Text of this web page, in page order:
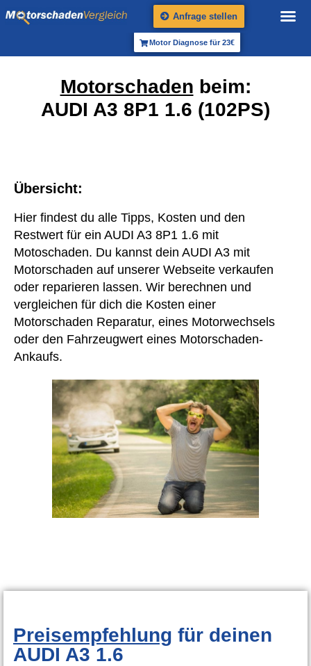
Anfrage stellen
Motor Diagnose für 23€
Motorschaden beim:
AUDI A3 8P1 1.6 (102PS)
Übersicht:
Hier findest du alle Tipps, Kosten und den
Restwert für ein AUDI A3 8P1 1.6 mit
Motoschaden. Du kannst dein AUDI A3 mit
Motorschaden auf unserer Webseite verkaufen
oder reparieren lassen. Wir berechnen und
vergleichen für dich die Kosten einer
Motorschaden Reparatur, eines Motorwechsels
oder den Fahrzeugwert eines Motorschaden-
Ankaufs.
Preisempfehlung für deinen
AUDI A3 1.6